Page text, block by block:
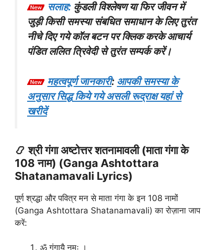
सलाह: कुंडली विश्लेषण या फिर जीवन में
जुड़ी किसी समस्या संबधित समाधान के लिए तुरंत
नीचे दिए गये कॉल बटन पर क्लिक करके आचार्य
पंडित ललित त्रिवेदी से तुरंत सम्पर्क करें।
महत्वपूर्ण जानकारी: आपकी समस्या के
अनुसार सिद्ध किये गये असली रूद्राक्ष यहां से
खरीदें
📿 श्री गंगा अष्टोत्तर शतनामावली (माता गंगा के
108 नाम) (Ganga Ashtottara
Shatanamavali Lyrics)
पूर्ण श्रद्धा और पवित्र मन से माता गंगा के इन 108 नामों
(Ganga Ashtottara Shatanamavali) का रोज़ाना जाप
करें:
ॐ गंगायै नमः ।